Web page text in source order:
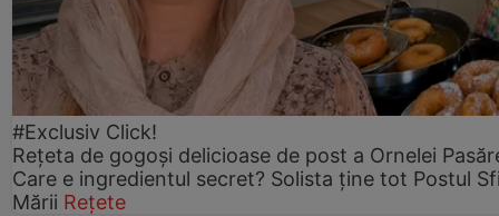
#Exclusiv Click!
Rețeta de gogoşi delicioase de post a Ornelei
Care e ingredientul secret? Solista ține tot Postul
Mării Rețete